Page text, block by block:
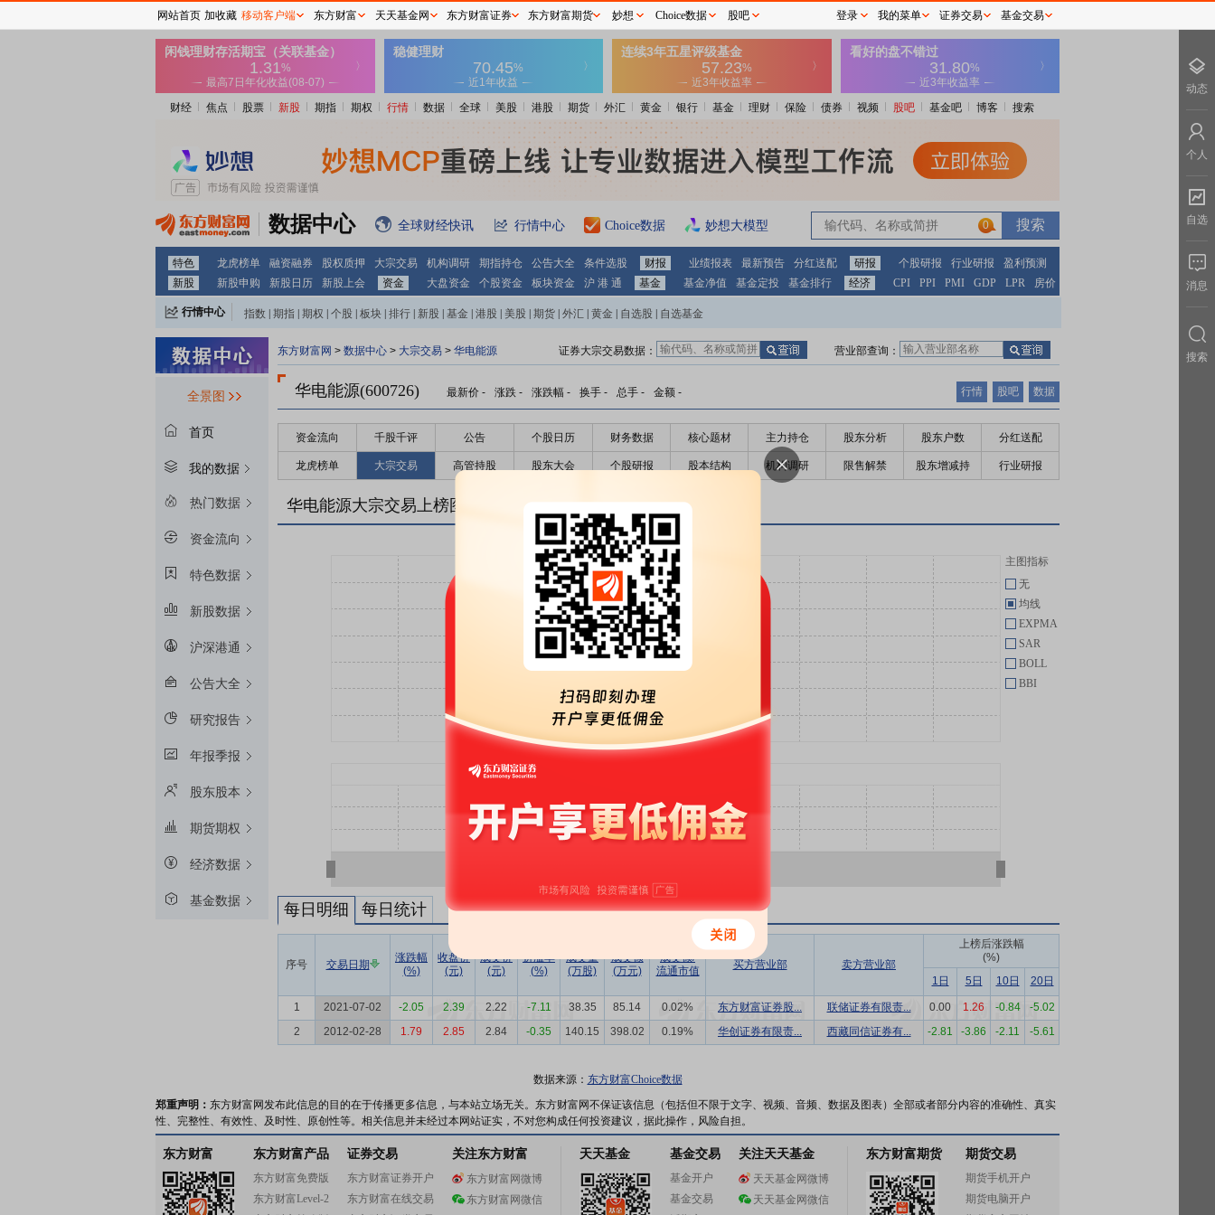
财经 焦点 股票 新股 期指 期权 行情 数据 全球 美股 港股 期货 外汇 黄金 银行 基金 理财 保险 债券 视频 股吧 基金吧 博客 搜索
数据中心 全球财经快讯 行情中心 Choice数据 妙想大模型 0
特色 龙虎榜单 融资融券 股权质押 大宗交易 机构调研 期指持仓 公告大全 条件选股 财报 业绩报表 最新预告 分红送配 研报 个股研报 行业研报
盈利预测
新股
新股申购 新股日历 新股上会 资金 大盘资金 个股资金 板块资金 沪 港 通 基金 基金净值 基金定投 基金排行 经济 CPI PPI PMI GDP LPR 房价
行情中心 指数 期指 期权 个股 板块 排行 新股 基金 港股 美股 期货 外汇 黄金 自选股 自选基金
全景图
首页
我的数据
热门数据
资金流向
特色数据
新股数据
沪深港通
公告大全
研究报告
年报季报
股东股本
期货期权
经济数据
基金数据
东方财富网 > 数据中心 > 大宗交易 > 华电能源 营业部查询：
证券大宗交易数据：
华电能源(600726) 最新价 - 涨跌 - 涨跌幅 - 换手 - 总手 - 金额 - 行情 股吧 数据
资金流向 千股千评 公告 个股日历 财务数据 核心题材 主力持仓 股东分析 股东户数 分红送配
龙虎榜单 大宗交易 高管持股 股东大会 个股研报 股本结构 机构调研 限售解禁 股东增减持 行业研报
华电能源大宗交易上榜图
主图指标
无
均线
EXPMA
SAR
BOLL
BBI
每日明细 每日统计
序号 交易日期
涨跌幅
(%)
收盘价
(元)
成交价
(元)
折溢率
(%)
成交量
(万股)
成交额
(万元)
成交额/
流通市值
买方营业部 卖方营业部
上榜后涨跌幅
(%)
1日
5日 10日 20日
1 2021-07-02 -2.05 2.39 2.22 -7.11 38.35 85.14 0.02% 东方财富证券股... 联储证券有限责... 0.00 1.26 -0.84
-5.02
2
2012-02-28 1.79 2.85 2.84 -0.35 140.15 398.02 0.19% 华创证券有限责... 西藏同信证券有... -2.81 -3.86 -2.11 -5.61
数据来源： 东方财富Choice数据
郑重声明： 东方财富网发布此信息的目的在于传播更多信息，与本站立场无关。东方财富网不保证该信息（包括但不限于文字、视频、音频、数据及图表）全部或者部分内容的准确性、真实
性、完整性、有效性、及时性、原创性等。相关信息并未经过本网站证实，不对您构成任何投资建议，据此操作，风险自担。
东方财富 东方财富产品
东方财富免费版
东方财富Level-2
证券交易
东方财富证券开户
东方财富在线交易
关注东方财富
东方财富网微博
东方财富网微信
天天基金 基金交易
基金开户
基金交易
关注天天基金
天天基金网微博
天天基金网微信
东方财富期货 期货交易
期货手机开户
期货电脑开户
网站首页 加收藏 移动客户端 东方财富 天天基金网 东方财富证券 东方财富期货 妙想 Choice数据 股吧 登录 我的菜单 证券交易 基金交易
动态
个人
自选
消息
搜索